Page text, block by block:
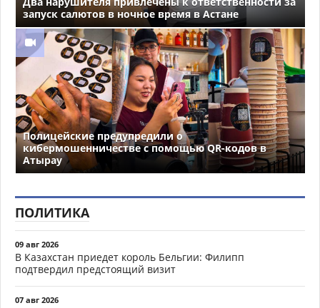
запуск салютов в ночное время в Астане
Полицейские предупредили о
кибермошенничестве с помощью QR-кодов в
Атырау
ПОЛИТИКА
09 авг 2026
В Казахстан приедет король Бельгии: Филипп
подтвердил предстоящий визит
07 авг 2026